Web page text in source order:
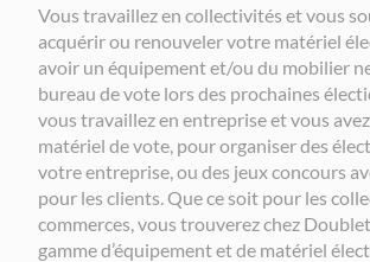
Vous travaillez en collectivités et vous
acquérir ou renouveler votre matériel
avoir un équipement et/ou du mobilier
bureau de vote lors des prochaines
vous travaillez en entreprise et vous
matériel de vote, pour organiser des
votre entreprise, ou des jeux concours
pour les clients. Que ce soit pour les
commerces, vous trouverez chez
gamme d’équipement et de matériel